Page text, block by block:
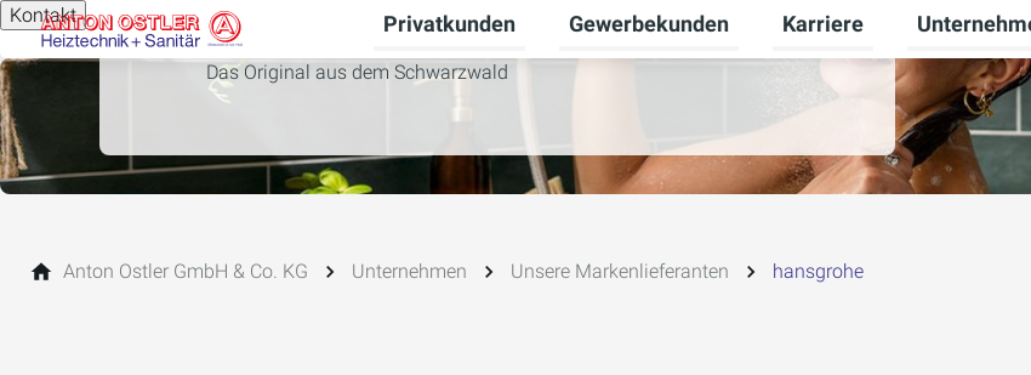
Kontakt Privatkunden
Untermenü für Privatkunden umschalten
Gewerbekunden
Untermenü für
Karriere
Untermenü
Das Original aus dem Schwarzwald
Anton Ostler GmbH & Co. KG Unternehmen Unsere Markenlieferanten hansgrohe